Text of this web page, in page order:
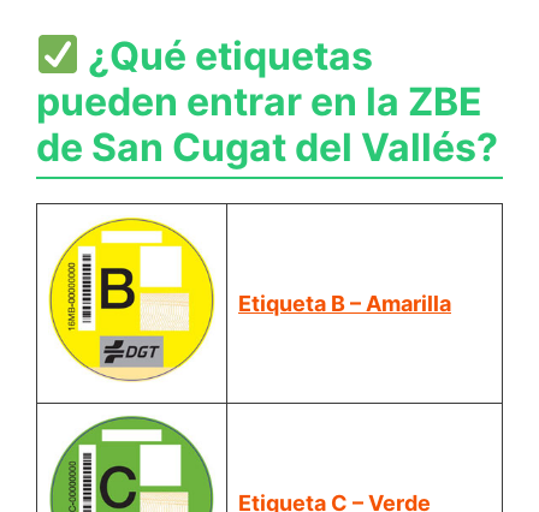
¿Qué etiquetas
pueden entrar en la ZBE
de San Cugat del Vallés?
Etiqueta B – Amarilla
Etiqueta C – Verde